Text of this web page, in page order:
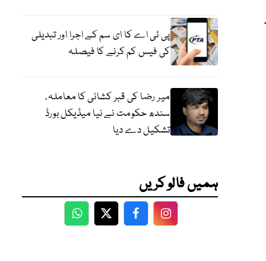
پی ٹی اے کا ای سم کے اجرا اور تبدیلی
کی فیس کم کرنے کا فیصلہ
میر رضا کی قبر کشائی کا معاملہ،
سندھ حکومت نے نیا میڈیکل بورڈ
تشکیل دے دیا
ہمیں فالو کریں
WhatsApp
TwitterFacebookFacebook